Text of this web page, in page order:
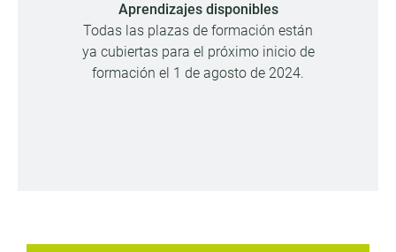
Aprendizajes disponibles
Todas las plazas de formación están
ya cubiertas para el próximo inicio de
formación el 1 de agosto de 2024.